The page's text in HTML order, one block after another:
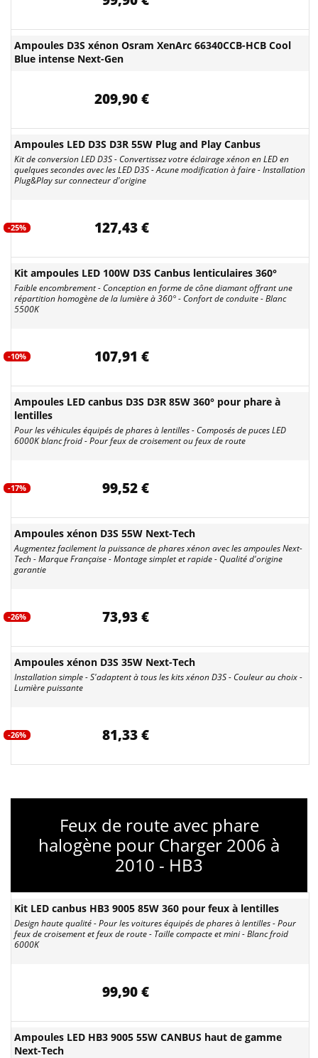
Ampoules D3S xénon Osram XenArc 66340CCB-HCB Cool
Blue intense Next-Gen
209,90 €
Ampoules LED D3S D3R 55W Plug and Play Canbus
Kit de conversion LED D3S - Convertissez votre éclairage xénon en LED en
quelques secondes avec les LED D3S - Acune modification à faire - Installation
Plug&Play sur connecteur d'origine
-25% 127,43 €
Kit ampoules LED 100W D3S Canbus lenticulaires 360°
Faible encombrement - Conception en forme de cône diamant offrant une
répartition homogène de la lumière à 360° - Confort de conduite - Blanc
5500K
-10% 107,91 €
Ampoules LED canbus D3S D3R 85W 360° pour phare à
lentilles
Pour les véhicules équipés de phares à lentilles - Composés de puces LED
6000K blanc froid - Pour feux de croisement ou feux de route
-17% 99,52 €
Ampoules xénon D3S 55W Next-Tech
Augmentez facilement la puissance de phares xénon avec les ampoules Next-
Tech - Marque Française - Montage simplet et rapide - Qualité d'origine
garantie
-26% 73,93 €
Ampoules xénon D3S 35W Next-Tech
Installation simple - S'adaptent à tous les kits xénon D3S - Couleur au choix -
Lumière puissante
-26% 81,33 €
Feux de route avec phare
halogène pour Charger 2006 à
2010 - HB3
Kit LED canbus HB3 9005 85W 360 pour feux à lentilles
Design haute qualité - Pour les voitures équipés de phares à lentilles - Pour
feux de croisement et feux de route - Taille compacte et mini - Blanc froid
6000K
99,90 €
Ampoules LED HB3 9005 55W CANBUS haut de gamme
Next-Tech